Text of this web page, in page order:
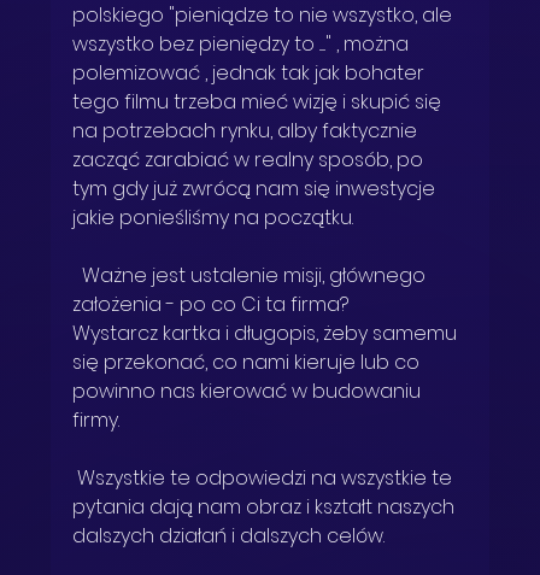
polskiego "pieniądze to nie wszystko, ale
wszystko bez pieniędzy to ....." , można
polemizować , jednak tak jak bohater
tego filmu trzeba mieć wizję i skupić się
na potrzebach rynku, alby faktycznie
zacząć zarabiać w realny sposób, po
tym gdy już zwrócą nam się inwestycje
jakie ponieśliśmy na początku.
  Ważne jest ustalenie misji, głównego
założenia - po co Ci ta firma?
Wystarcz kartka i długopis, żeby samemu
się przekonać, co nami kieruje lub co
powinno nas kierować w budowaniu
firmy.
Wszystkie te odpowiedzi na wszystkie te
pytania dają nam obraz i kształt naszych
dalszych działań i dalszych celów.